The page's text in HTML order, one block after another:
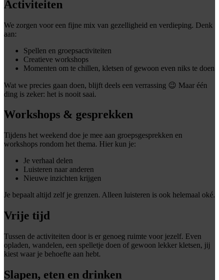
Activiteiten
We zorgen voor een fijne mix van gezelligheid en verdieping. Denk
aan:
Spellen en groepsactiviteiten
Creatieve workshops
Momenten om te chillen, kletsen of gewoon even niks te doen
Wat we precies gaan doen, blijft deels een verrassing 😉 Maar één
ding is zeker: het is nooit saai.
Workshops & gesprekken
Tijdens het weekend doe je mee aan groepsgesprekken en
workshops rondom het thema. Hier kun je:
Je verhaal delen
Luisteren naar anderen
Nieuwe inzichten krijgen
Je bepaalt altijd zelf je grenzen. Alleen luisteren is ook helemaal oké.
Vrije tijd
Tussen de activiteiten door is er genoeg ruimte voor jezelf. Even
opladen, wandelen, een spelletje doen of gewoon lekker kletsen, jij
kiest waar je behoefte aan hebt.
Slapen, eten en drinken